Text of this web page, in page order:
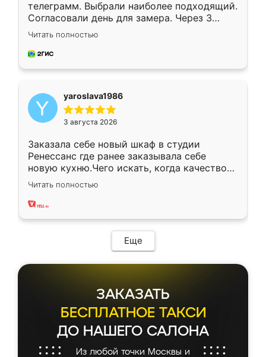
телеграмм. Выбрали наиболее подходящий.
Согласовали день для замера. Через 3
недели кухня была уже готова. Остались
довольны работой. Спасибо Ренессанс
мебель за качественную работу!
Читать полностью
yaroslava1986
3 августа 2026
Заказала себе новый шкаф в студии
Ренессанс где ранее заказывала себе
новую кухню.Чего искать, когда качеством
вполне довольна. Служит кухня уже почти
два года, нареканий нет.
Читать полностью
Еще
ЗАКАЗАТЬ
БЕСПЛАТНОЕ ТАКСИ
ДО НАШЕГО САЛОНА
Из любой точки Москвы и